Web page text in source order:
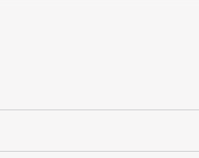
местом для купания и загара. Рядом с
с местной флорой и фауной.